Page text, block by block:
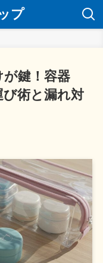
プ
鍵！容器
び術と漏れ対